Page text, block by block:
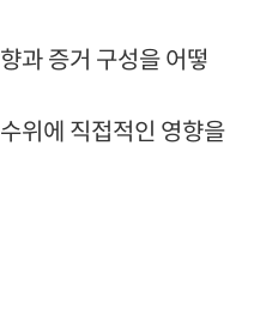
과 증거 구성을 어떻
위에 직접적인 영향을